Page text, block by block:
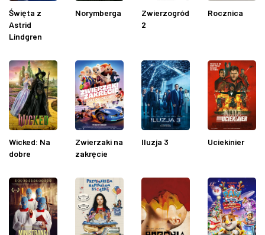
Święta z
Astrid
Lindgren
Norymberga
Zwierzogród
2
Rocznica
Wicked: Na
dobre
Zwierzaki na
zakręcie
Iluzja 3 Uciekinier